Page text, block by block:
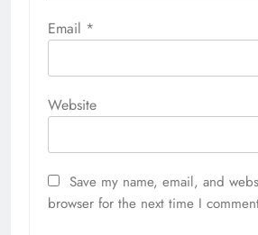
Email *
Website
Save my name, email, and
browser for the next time I